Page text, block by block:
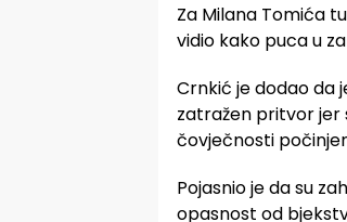
Za Milana Tomića
vidio kako puca u
Crnkić je dodao da
zatražen pritvor jer
čovječnosti
Pojasnio je da su
opasnost od